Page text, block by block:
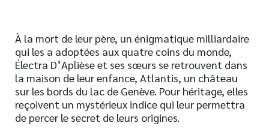
À la mort de leur père, un énigmatique milliardaire
qui les a adoptées aux quatre coins du monde,
Électra D’Aplièse et ses sœurs se retrouvent dans
la maison de leur enfance, Atlantis, un château
sur les bords du lac de Genève. Pour héritage, elles
reçoivent un mystérieux indice qui leur permettra
de percer le secret de leurs origines.